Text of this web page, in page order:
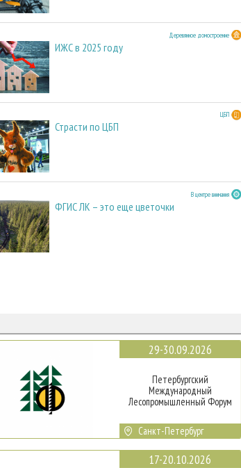
Деревянное домостроение
ИЖС в 2025 году
ЦБП
Страсти по ЦБП
В центре внимания
ФГИС ЛК – это еще цветочки
29-30.09.2026
Петербургский
Международный
Лесопромышленный Форум
Санкт-Петербург
17-20.10.2026